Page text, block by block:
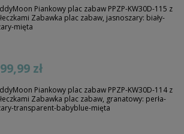
Piankowy plac zabaw PPZP-KW30D-115 z
Zabawka plac zabaw, jasnoszary: biały-
mięta
zł
Piankowy plac zabaw PPZP-KW30D-114 z
Zabawka plac zabaw, granatowy: perła-
transparent-babyblue-mięta